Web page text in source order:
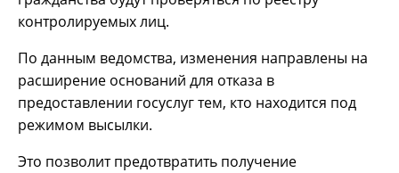
контролируемых лиц.
По данным ведомства, изменения направлены на
расширение оснований для отказа в
предоставлении госуслуг тем, кто находится под
режимом высылки.
Это позволит предотвратить получение